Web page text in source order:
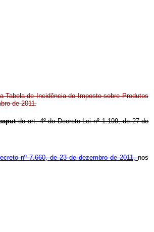
Tabela de Incidência do Imposto sobre Produtos
de 2011.
do art. 4ºdo Decreto-Lei nº 1.199, de 27 de
nº 7.660, de 23 de dezembro de 2011,nos